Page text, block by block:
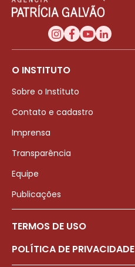
O INSTITUTO
Sobre o Instituto
Contato e cadastro
Imprensa
Transparência
Equipe
Publicações
TERMOS DE USO
POLÍTICA DE PRIVACIDADE